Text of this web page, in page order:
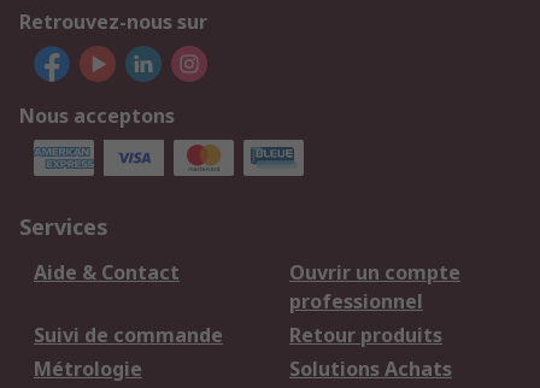
Retrouvez-nous sur
Nous acceptons
Services
Aide & Contact
Ouvrir un compte
professionnel
Suivi de commande
Retour produits
Métrologie
Solutions Achats